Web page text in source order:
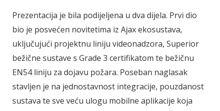
Prezentacija je bila podijeljena u dva dijela. Prvi dio
bio je posvećen novitetima iz Ajax ekosustava,
uključujući projektnu liniju videonadzora, Superior
bežične sustave s Grade 3 certifikatom te bežičnu
EN54 liniju za dojavu požara. Poseban naglasak
stavljen je na jednostavnost integracije, pouzdanost
sustava te sve veću ulogu mobilne aplikacije koja